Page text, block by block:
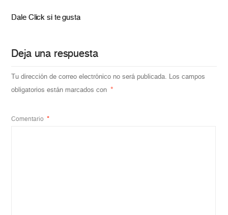
Dale Click si te gusta
Deja una respuesta
Tu dirección de correo electrónico no será publicada. Los campos
obligatorios están marcados con *
Comentario *